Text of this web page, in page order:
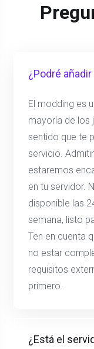
¿Podré
El modding es
mayoría de los
sentido que te
servicio.
estaremos
en tu servidor.
disponible las
semana, listo
Ten en cuenta
no estar
requisitos
primero.
¿Está el